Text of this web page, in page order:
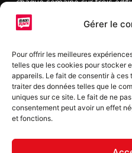
Gérer le
Pour offrir les meilleures
telles que les cookies pour stocker
appareils. Le fait de consentir à
traiter des données telles que le
uniques sur ce site. Le fait de ne
consentement peut avoir un effet
et fonctions.
2015, dans les secteurs
2022, et à Colmar,